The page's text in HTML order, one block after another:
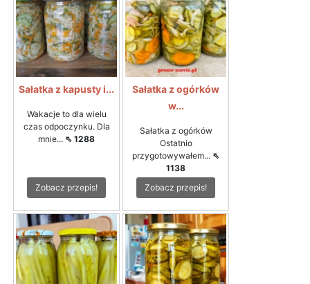
Sałatka z kapusty i...
Wakacje to dla wielu
czas odpoczynku. Dla
mnie... ⇖ 1288
Zobacz przepis!
Sałatka z ogórków
w...
Sałatka z ogórków
Ostatnio
przygotowywałem... ⇖
1138
Zobacz przepis!